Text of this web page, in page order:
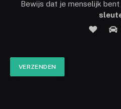
Bewijs dat je menselijk